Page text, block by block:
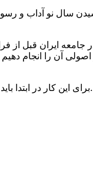
سال نو آداب و
ایران قبل از
آن را انجام دهیم
این کار در ابتدا